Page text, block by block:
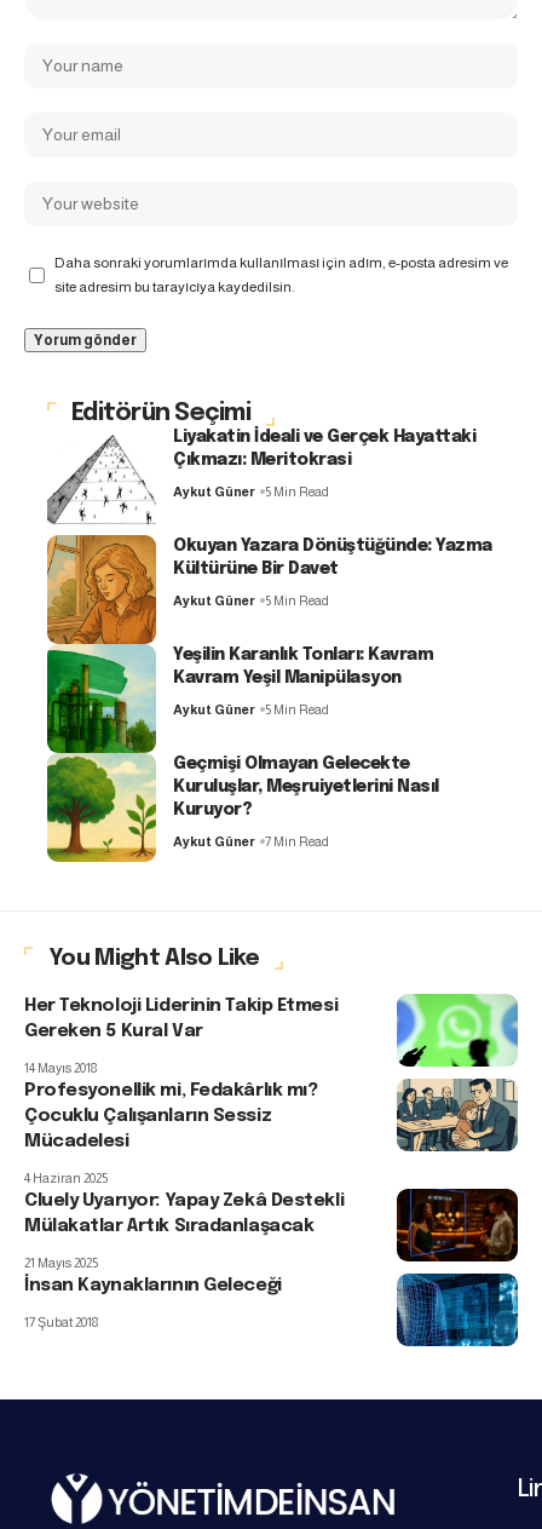
Daha sonraki yorumlarımda kullanılması için adım, e-posta adresim ve
site adresim bu tarayıcıya kaydedilsin.
Editörün Seçimi
Liyakatin İdeali ve Gerçek Hayattaki
Çıkmazı: Meritokrasi
Aykut Güner 5 Min Read
Okuyan Yazara Dönüştüğünde: Yazma
Kültürüne Bir Davet
Aykut Güner 5 Min Read
Yeşilin Karanlık Tonları: Kavram
Kavram Yeşil Manipülasyon
Aykut Güner 5 Min Read
Geçmişi Olmayan Gelecekte
Kuruluşlar, Meşruiyetlerini Nasıl
Kuruyor?
Aykut Güner 7 Min Read
You Might Also Like
Her Teknoloji Liderinin Takip Etmesi
Gereken 5 Kural Var
14 Mayıs 2018
Profesyonellik mi, Fedakârlık mı?
Çocuklu Çalışanların Sessiz
Mücadelesi
4 Haziran 2025
Cluely Uyarıyor: Yapay Zekâ Destekli
Mülakatlar Artık Sıradanlaşacak
21 Mayıs 2025
İnsan Kaynaklarının Geleceği
17 Şubat 2018